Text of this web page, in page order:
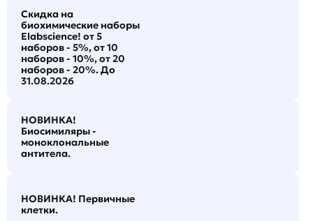
Скидка на
биохимические наборы
Elabscience! от 5
наборов - 5%, от 10
наборов - 10%, от 20
наборов - 20%. До
31.08.2026
НОВИНКА!
Биосимиляры -
моноклональные
антитела.
НОВИНКА! Первичные
клетки.